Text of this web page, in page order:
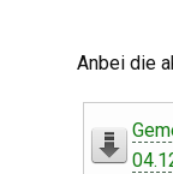
Anbei die